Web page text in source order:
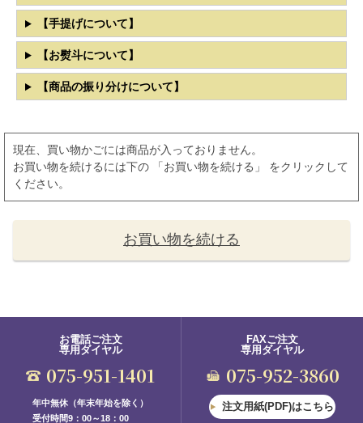
【手提げについて】
【お熨斗について】
【商品の振り分けについて】
現在、買い物かごには商品が入っておりません。
お買い物を続けるには下の 「お買い物を続ける」 をクリックして
ください。
お買い物を続ける
お電話ご注文
専用ダイヤル
075-951-1401
年中無休（年末年始を除く）
受付時間9：00～18：00
FAXご注文
専用ダイヤル
075-952-3860
注文用紙(PDF)はこちら